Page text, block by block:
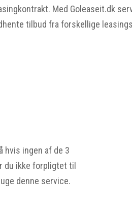
Med Goleaseit.dk
tilbud fra forskellige
hvis ingen af de 3
du ikke forpligtet til
denne service.